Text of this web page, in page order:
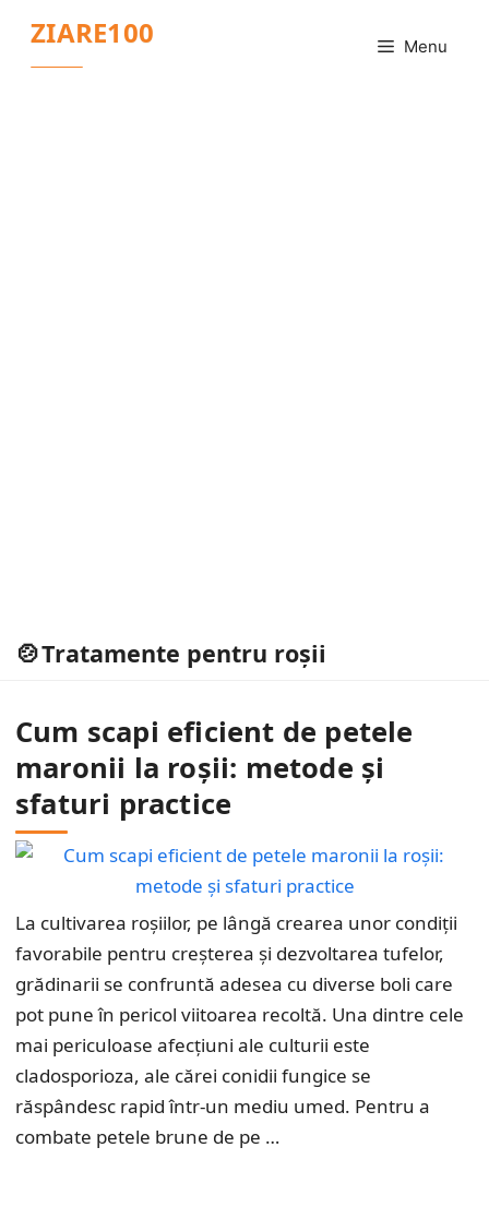
conținut
ZIARE100 Menu
Tratamente pentru roșii
Cum scapi eficient de petele
maronii la roșii: metode și
sfaturi practice
La cultivarea roșiilor, pe lângă crearea unor condiții
favorabile pentru creșterea și dezvoltarea tufelor,
grădinarii se confruntă adesea cu diverse boli care
pot pune în pericol viitoarea recoltă. Una dintre cele
mai periculoase afecțiuni ale culturii este
cladosporioza, ale cărei conidii fungice se
răspândesc rapid într-un mediu umed. Pentru a
combate petele brune de pe …